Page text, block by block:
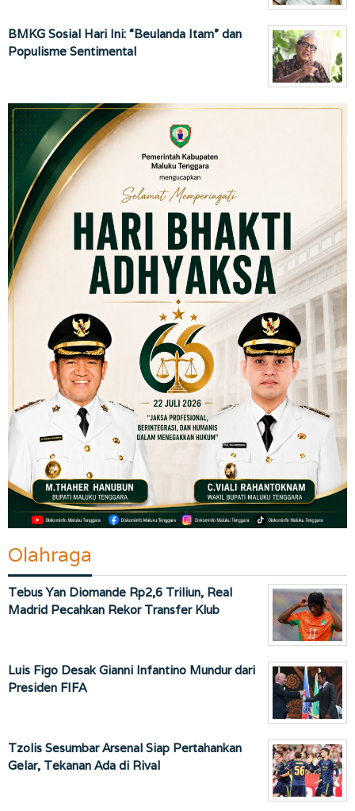
BMKG Sosial Hari Ini: “Beulanda Itam” dan
Populisme Sentimental
Olahraga
Tebus Yan Diomande Rp2,6 Triliun, Real
Madrid Pecahkan Rekor Transfer Klub
Luis Figo Desak Gianni Infantino Mundur dari
Presiden FIFA
Tzolis Sesumbar Arsenal Siap Pertahankan
Gelar, Tekanan Ada di Rival